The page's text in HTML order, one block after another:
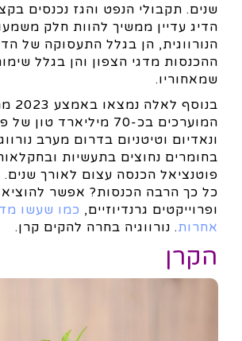
שנים. תקבולי הנפט והגז נכנסים
הדיג עדיין ממשיך להוות חלק
הנורווגית, הן בגלל התעסוקה של
ההכנסות מדגי הצפון והן בגלל
שמאחוריו.
בנוסף
המוערכים בכ-70 מיליארד
ונאדיום וטיטניום בדרום מערב
בחומרים נחוצים בתעשיות
פוטנציאל הכנסה עצום לאורך
כל כך הרבה הכנסות? אפשר להוציא
ופרוייקטים גרנדיוזיים, כמו שעשו
אחרות. נורווגיה בחרה להקים קרן.
הקרן